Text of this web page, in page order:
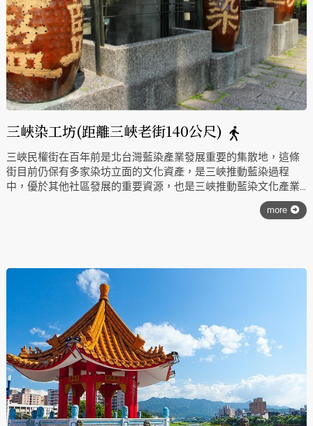
三峽染工坊(距離三峽老街140公尺)
三峽民權街在百年前是北台灣藍染產業發展重要的集散地，這條
街目前仍保有多家染坊立面的文化資產，是三峽推動藍染過程
中，優於其他社區發展的重要資源，也是三峽推動藍染文化產業
發展重要的營造點。昔日三角湧街上的染坊，各家染坊操持染布
的人手頗多，染布因有厚利而使得各家皆有能力蓋成體面的門
more